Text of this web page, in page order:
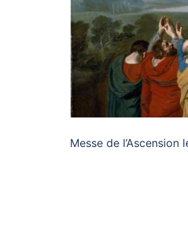
Messe de l’Ascension